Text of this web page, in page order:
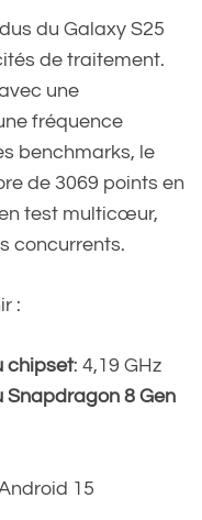
du Galaxy S25
de traitement.
une
fréquence
benchmarks, le
de 3069 points en
test multicœur,
concurrents.
:
chipset: 4,19 GHz
Snapdragon 8 Gen
15